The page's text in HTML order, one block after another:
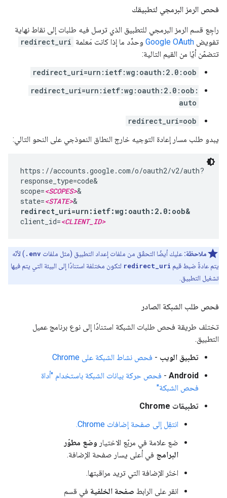
فحص الرمز البرمجي لتطبيقك
راجِع قسم الرمز البرمجي للتطبيق الذي ترسل فيه طلبات إلى نقاط نهاية
تفويض Google OAuth وحدِّد ما إذا كانت مَعلمة redirect_uri
تتضمّن أيًا من القيم التالية:
redirect_uri=urn:ietf:wg:oauth:2.0:oob
redirect_uri=urn:ietf:wg:oauth:2.0:oob:
auto
redirect_uri=oob
يبدو طلب مسار إعادة التوجيه خارج النطاق النموذجي على النحو التالي:
https://accounts.google.com/o/oauth2/v2/auth?
response_type=code&
scope=<SCOPES>&
state=<STATE>
redirect_uri=urn:ietf:wg:oauth:2.0:oob&
client_id=<CLIENT_ID>
ملاحظة: عليك أيضًا التحقّق من ملفات إعداد التطبيق (مثل ملفات .env ) لأنّه
يتم عادةً ضبط قيم redirect_uri لتكون مختلفة استنادًا إلى البيئة التي يتم فيها
تشغيل التطبيق.
فحص طلب الشبكة الصادر
تختلف طريقة فحص طلبات الشبكة استنادًا إلى نوع برنامج عميل
التطبيق.
تطبيق الويب - فحص نشاط الشبكة على Chrome
Android
- فحص حركة بيانات الشبكة باستخدام "أداة
فحص الشبكة"
تطبيقات Chrome
انتقِل إلى صفحة إضافات Chrome.
ضع علامة في مربّع الاختيار وضع مطوّر
البرامج في أعلى يسار صفحة الإضافة.
اختَر الإضافة التي تريد مراقبتها.
انقر على الرابط صفحة الخلفية في قسم